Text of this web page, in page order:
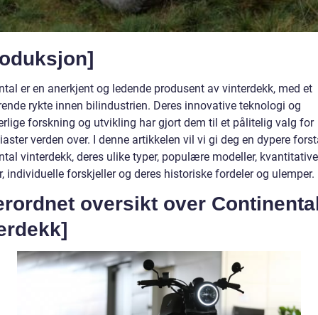
er en anerkjent og ledende produsent av vinterdekk, med et
rykte innen bilindustrien. Deres innovative teknologi og
forskning og utvikling har gjort dem til et pålitelig valg for
verden over. I denne artikkelen vil vi gi deg en dypere
vinterdekk, deres ulike typer, populære modeller, kvantitative
individuelle forskjeller og deres historiske fordeler og ulemper.
oversikt over